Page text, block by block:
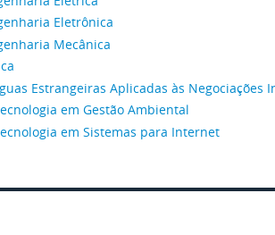
Eletrônica
Mecânica
Estrangeiras Aplicadas às Negociações
em Gestão Ambiental
em Sistemas para Internet